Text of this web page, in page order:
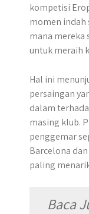
kompetisi
momen indah
mana mereka
untuk meraih
Hal ini
persaingan
dalam
masing klub.
penggemar
Barcelona
paling
Baca